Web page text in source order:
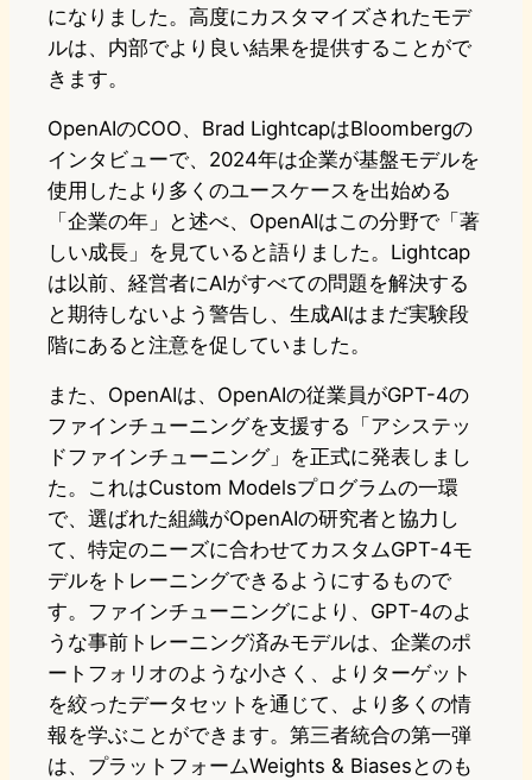
になりました。高度にカスタマイズされたモデ
ルは、内部でより良い結果を提供することがで
きます。
OpenAIのCOO、Brad LightcapはBloombergの
インタビューで、2024年は企業が基盤モデルを
使用したより多くのユースケースを出始める
「企業の年」と述べ、OpenAIはこの分野で「著
しい成長」を見ていると語りました。Lightcap
は以前、経営者にAIがすべての問題を解決する
と期待しないよう警告し、生成AIはまだ実験段
階にあると注意を促していました。
また、OpenAIは、OpenAIの従業員がGPT-4の
ファインチューニングを支援する「アシステッ
ドファインチューニング」を正式に発表しまし
た。これはCustom Modelsプログラムの一環
で、選ばれた組織がOpenAIの研究者と協力し
て、特定のニーズに合わせてカスタムGPT-4モ
デルをトレーニングできるようにするもので
す。ファインチューニングにより、GPT-4のよ
うな事前トレーニング済みモデルは、企業のポ
ートフォリオのような小さく、よりターゲット
を絞ったデータセットを通じて、より多くの情
報を学ぶことができます。第三者統合の第一弾
は、プラットフォームWeights & Biasesとのも